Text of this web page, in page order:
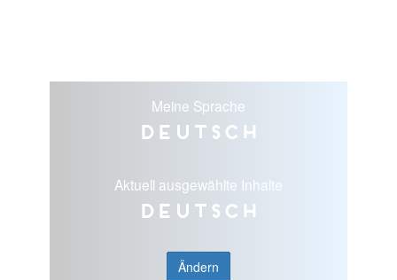
Meine Sprache
Deutsch
Aktuell ausgewählte Inhalte
Deutsch
Ändern